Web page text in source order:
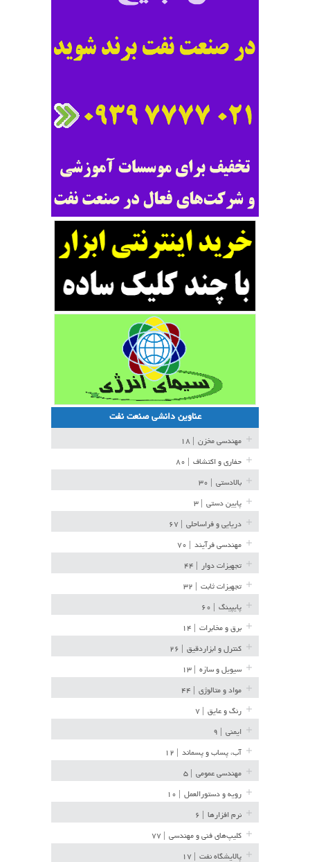
عناوین دانشی صنعت نفت
مهندسی مخزن
حفاری و اکتشاف
بالادستی
پایین دستی
دریایی و فراساحلی
مهندسی فرآیند
تجهیزات دوار
تجهیزات ثابت
پایپینگ
برق و مخابرات
کنترل و ابزاردقیق
سیویل و سازه
مواد و متالوژی
رنگ و عایق
ایمنی
آب، پساب و پسماند
مهندسی عمومی
رویه و دستورالعمل
نرم افزارها
کلیپ‌های فنی و مهندسی
پالایشگاه نفت